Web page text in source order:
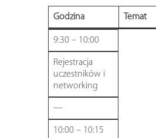
Godzina Temat
9:30 – 10:00
Rejestracja
uczestników i
networking
—
10:00 – 10:15